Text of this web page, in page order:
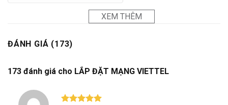
XEM THÊM
ĐÁNH GIÁ (173)
173 đánh giá cho LẮP ĐẶT MẠNG VIETTEL